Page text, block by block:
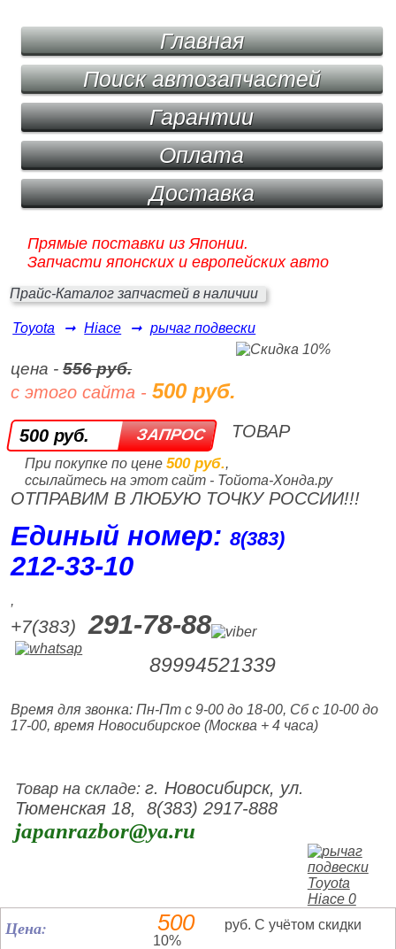
Главная
Поиск автозапчастей
Гарантии
Оплата
Доставка
Прямые поставки из Японии.
Запчасти японских и европейских авто
Прайс-Каталог запчастей в наличии
Toyota ➞ Hiace ➞ рычаг подвески
цена -556 руб.
с этого сайта -500 руб.
500 руб.
При покупке по цене 500 руб.,
ссылайтесь на этот сайт - Тойота-Хонда.ру
ТОВАР
ОТПРАВИМ В ЛЮБУЮ ТОЧКУ РОССИИ!!!
Единый номер:8(383)
212‑33‑10
,
+7(383) 291-78-88
89994521339
Время для звонка: Пн-Пт с 9-00 до 18-00, Сб с 10-00 до
17-00, время Новосибирское (Москва + 4 часа)
Товар на складе:г. Новосибирск, ул.
Тюменская 18, 8(383) 2917-888
japanrazbor@ya.ru
Цена: 500
руб. С учётом скидки
10%